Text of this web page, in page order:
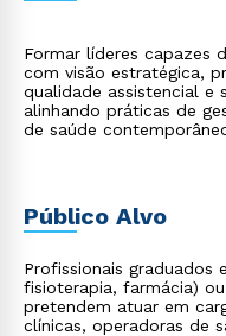
Formar líderes capazes
com visão estratégica,
qualidade assistencial e
alinhando práticas de
de saúde
Público Alvo
Profissionais graduados
fisioterapia, farmácia)
pretendem atuar em
clínicas, operadoras de